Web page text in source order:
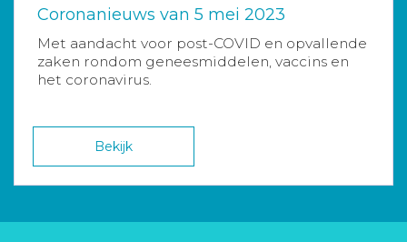
Coronanieuws van 5 mei 2023
Met aandacht voor post-COVID en opvallende
zaken rondom geneesmiddelen, vaccins en
het coronavirus.
Bekijk